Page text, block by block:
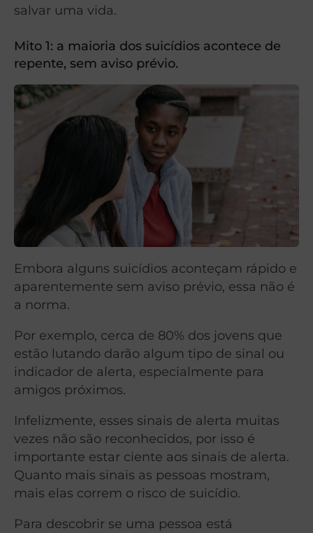
salvar uma vida.
Mito 1: a maioria dos suicídios acontece de
repente, sem aviso prévio.
Embora alguns suicídios aconteçam rápido e
aparentemente sem aviso prévio, essa não é
a norma.
Por exemplo, cerca de 80% dos jovens que
estão lutando darão algum tipo de sinal ou
indicador de alerta, especialmente para
amigos próximos.
Infelizmente, esses sinais de alerta muitas
vezes não são reconhecidos, por isso é
importante estar ciente aos sinais de alerta.
Quanto mais sinais as pessoas mostram,
mais elas correm o risco de suicídio.
Para descobrir se uma pessoa está